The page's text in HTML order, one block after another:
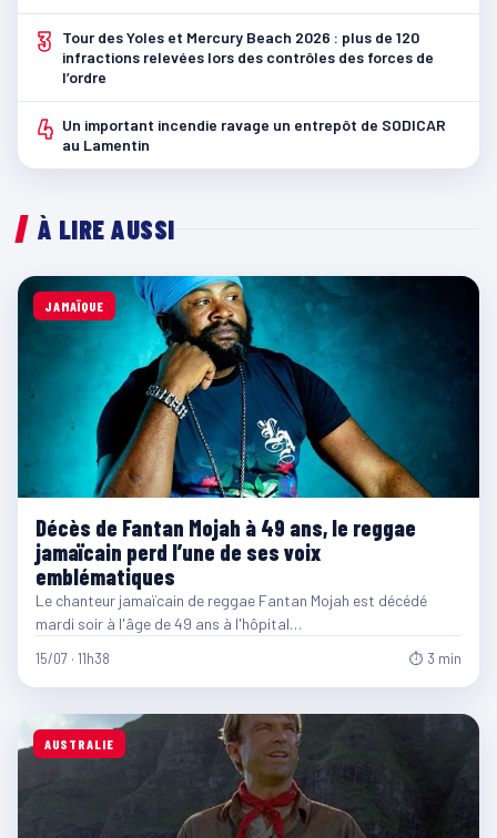
3
Tour des Yoles et Mercury Beach 2026 : plus de 120
infractions relevées lors des contrôles des forces de
l’ordre
4 Un important incendie ravage un entrepôt de SODICAR
au Lamentin
À LIRE AUSSI
JAMAÏQUE
Décès de Fantan Mojah à 49 ans, le reggae
jamaïcain perd l’une de ses voix
emblématiques
Le chanteur jamaïcain de reggae Fantan Mojah est décédé
mardi soir à l'âge de 49 ans à l'hôpital…
15/07 · 11h38 ⏱ 3 min
AUSTRALIE